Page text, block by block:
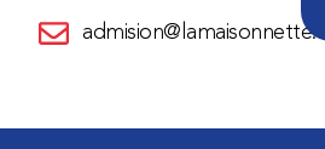
admision@lamaisonnette.cl